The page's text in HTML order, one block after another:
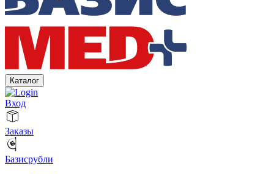
Каталог
Вход
Заказы
Базисрубли